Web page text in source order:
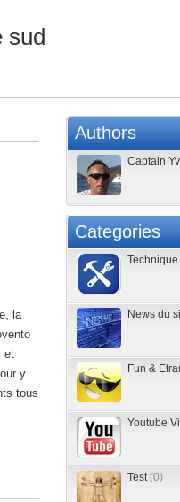
sud
la
et
y
tous
Authors
Captain
Categories
Technique
News du
Fun &
Youtube
Test (0)